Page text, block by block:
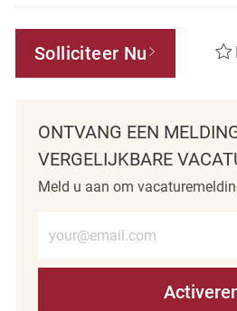
Solliciteer Nu
ONTVANG EEN
VERGELIJKBARE
Meld u aan om